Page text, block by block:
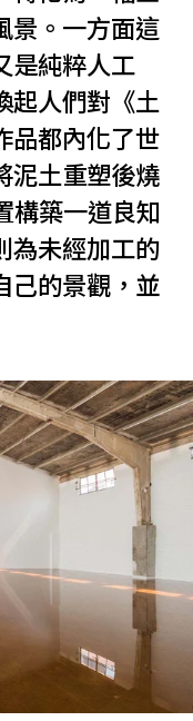
景。一方面這
是純粹人工
起人們對《土
品都內化了世
泥土重塑後燒
構築一道良知
為未經加工的
己的景觀，並